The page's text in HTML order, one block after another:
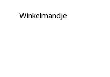
Winkelmandje